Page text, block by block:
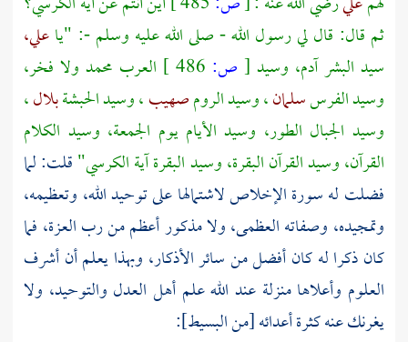
ثم قال: قال لي رسول الله - صلى الله عليه وسلم -: "ياعلي،
سيد البشرآدم، وسيد [ ص: العرب محمد ولا فخر،
وسيدالفرسسلمان، وسيدالرومصهيب، وسيدالحبشةبلال،
وسيد الجبال الطور، وسيد الأيام يوم الجمعة، وسيد الكلام
القرآن، وسيد القرآن البقرة، وسيد البقرة آية الكرسي"قلت: لما
فضلت له سورة الإخلاص لاشتمالها على توحيد الله، وتعظيمه،
وتمجيده، وصفاته العظمى، ولا مذكور أعظم من رب العزة، فما
كان ذكرا له كان أفضل من سائر الأذكار، وبهذا يعلم أن أشرف
العلوم وأعلاها منزلة عند الله علم أهل العدل والتوحيد، ولا
يغرنك عنه كثرة أعدائه [من البسيط]: